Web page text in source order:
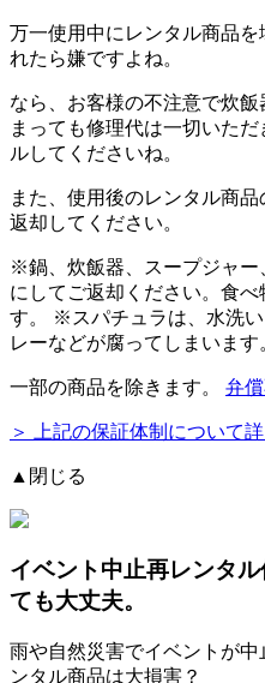
万一使用中にレンタル商品
れたら嫌ですよね。
なら、お客様の不注意で炊
まっても修理代は一切いた
ルしてくださいね。
また、使用後のレンタル商
返却してください。
※鍋、炊飯器、スープジャ
にしてご返却ください。食
す。 ※スパチュラは、水洗
レーなどが腐ってしまいます
一部の商品を除きます。 弁
＞ 上記の保証体制について
▲閉じる
イベント中止再レンタ
ても大丈夫。
雨や自然災害でイベントが
ンタル商品は大損害？